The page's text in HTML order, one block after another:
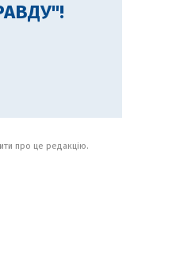
про це редакцію.